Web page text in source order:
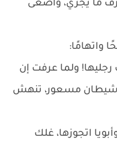
ما يجري، وأصغى
واتهامًا:
رجليها! ولما عرفت إن
شيطان مسعور، تنهش
اتجوزها، غلك